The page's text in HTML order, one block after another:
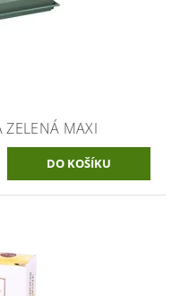
ZELENÁ MAXI